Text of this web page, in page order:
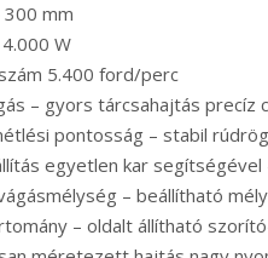
mm
W
5.400 ford/perc
– gyors tárcsahajtás precíz
pontosság – stabil
egyetlen kar
– beállítható
– oldalt állítható